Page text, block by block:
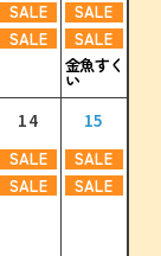
SALE
SALE
SALE
SALE
金魚すく
い
14
SALE
SALE
15
SALE
SALE
3倍
ポイント
19
25 26
17
23
3倍
ポイント
24
3倍
ポイント
21
27 28
3倍
ポイント
19
25 26
16
22
3倍
ポイント
23
3倍
ポイント